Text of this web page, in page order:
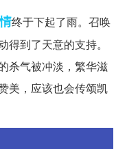
终于下起了雨。召唤
到了天意的支持。
杀气被冲淡，繁华滋
美，应该也会传颂凯